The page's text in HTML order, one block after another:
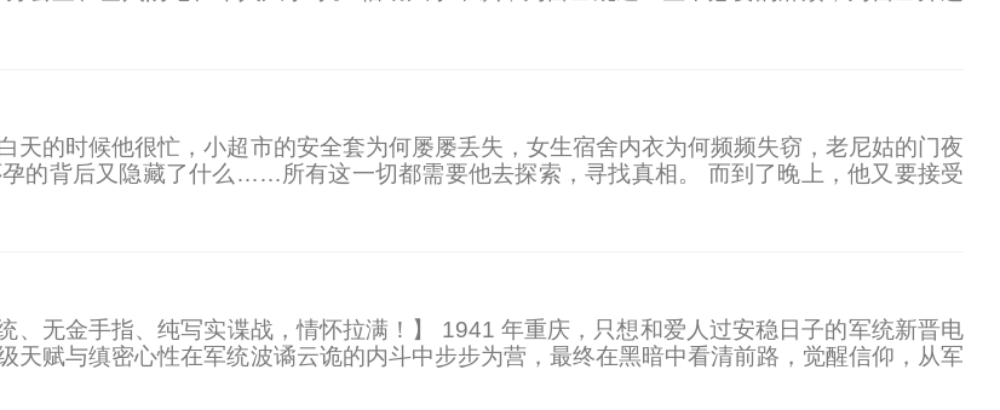
……
天的时候他很忙，小超市的安全套为何屡屡丢失，女生宿舍内衣为何频频失窃，老尼姑的门夜
的背后又隐藏了什么……所有这一切都需要他去探索，寻找真相。 而到了晚上，他又要接受
蝉有没有真的爱过他，帮李白寻找他真正死因之类的……当然了，过程很精彩，不能浪费，所
、无金手指、纯写实谍战，情怀拉满！】 1941 年重庆，只想和爱人过安稳日子的军统新晋电
天赋与缜密心性在军统波谲云诡的内斗中步步为营，最终在黑暗中看清前路，觉醒信仰，从军
者。